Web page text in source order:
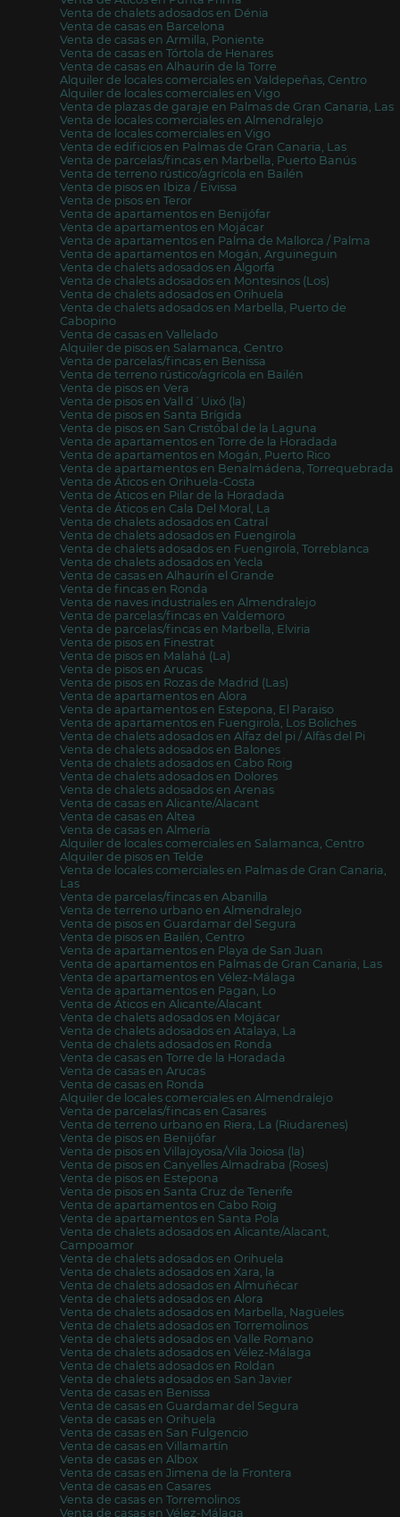
Venta de chalets adosados en Dénia
Venta de casas en Barcelona
Venta de casas en Armilla, Poniente
Venta de casas en Tórtola de Henares
Venta de casas en Alhaurín de la Torre
Alquiler de locales comerciales en Valdepeñas, Centro
Alquiler de locales comerciales en Vigo
Venta de plazas de garaje en Palmas de Gran Canaria, Las
Venta de locales comerciales en Almendralejo
Venta de locales comerciales en Vigo
Venta de edificios en Palmas de Gran Canaria, Las
Venta de parcelas/fincas en Marbella, Puerto Banús
Venta de terreno rústico/agrícola en Bailén
Venta de pisos en Ibiza / Eivissa
Venta de pisos en Teror
Venta de apartamentos en Benijófar
Venta de apartamentos en Mojácar
Venta de apartamentos en Palma de Mallorca / Palma
Venta de apartamentos en Mogán, Arguineguin
Venta de chalets adosados en Algorfa
Venta de chalets adosados en Montesinos (Los)
Venta de chalets adosados en Orihuela
Venta de chalets adosados en Marbella, Puerto de
Cabopino
Venta de casas en Vallelado
Alquiler de pisos en Salamanca, Centro
Venta de parcelas/fincas en Benissa
Venta de terreno rústico/agrícola en Bailén
Venta de pisos en Vera
Venta de pisos en Vall d´Uixó (la)
Venta de pisos en Santa Brígida
Venta de pisos en San Cristóbal de la Laguna
Venta de apartamentos en Torre de la Horadada
Venta de apartamentos en Mogán, Puerto Rico
Venta de apartamentos en Benalmádena, Torrequebrada
Venta de Áticos en Orihuela-Costa
Venta de Áticos en Pilar de la Horadada
Venta de Áticos en Cala Del Moral, La
Venta de chalets adosados en Catral
Venta de chalets adosados en Fuengirola
Venta de chalets adosados en Fuengirola, Torreblanca
Venta de chalets adosados en Yecla
Venta de casas en Alhaurín el Grande
Venta de fincas en Ronda
Venta de naves industriales en Almendralejo
Venta de parcelas/fincas en Valdemoro
Venta de parcelas/fincas en Marbella, Elviria
Venta de pisos en Finestrat
Venta de pisos en Malahá (La)
Venta de pisos en Arucas
Venta de pisos en Rozas de Madrid (Las)
Venta de apartamentos en Alora
Venta de apartamentos en Estepona, El Paraiso
Venta de apartamentos en Fuengirola, Los Boliches
Venta de chalets adosados en Alfaz del pi / Alfàs del Pi
Venta de chalets adosados en Balones
Venta de chalets adosados en Cabo Roig
Venta de chalets adosados en Dolores
Venta de chalets adosados en Arenas
Venta de casas en Alicante/Alacant
Venta de casas en Altea
Venta de casas en Almería
Alquiler de locales comerciales en Salamanca, Centro
Alquiler de pisos en Telde
Venta de locales comerciales en Palmas de Gran Canaria,
Las
Venta de parcelas/fincas en Abanilla
Venta de terreno urbano en Almendralejo
Venta de pisos en Guardamar del Segura
Venta de pisos en Bailén, Centro
Venta de apartamentos en Playa de San Juan
Venta de apartamentos en Palmas de Gran Canaria, Las
Venta de apartamentos en Vélez-Málaga
Venta de apartamentos en Pagan, Lo
Venta de Áticos en Alicante/Alacant
Venta de chalets adosados en Mojácar
Venta de chalets adosados en Atalaya, La
Venta de chalets adosados en Ronda
Venta de casas en Torre de la Horadada
Venta de casas en Arucas
Venta de casas en Ronda
Alquiler de locales comerciales en Almendralejo
Venta de parcelas/fincas en Casares
Venta de terreno urbano en Riera, La (Riudarenes)
Venta de pisos en Benijófar
Venta de pisos en Villajoyosa/Vila Joiosa (la)
Venta de pisos en Canyelles Almadraba (Roses)
Venta de pisos en Estepona
Venta de pisos en Santa Cruz de Tenerife
Venta de apartamentos en Cabo Roig
Venta de apartamentos en Santa Pola
Venta de chalets adosados en Alicante/Alacant,
Campoamor
Venta de chalets adosados en Orihuela
Venta de chalets adosados en Xara, la
Venta de chalets adosados en Almuñécar
Venta de chalets adosados en Alora
Venta de chalets adosados en Marbella, Nagüeles
Venta de chalets adosados en Torremolinos
Venta de chalets adosados en Valle Romano
Venta de chalets adosados en Vélez-Málaga
Venta de chalets adosados en Roldan
Venta de chalets adosados en San Javier
Venta de casas en Benissa
Venta de casas en Guardamar del Segura
Venta de casas en Orihuela
Venta de casas en San Fulgencio
Venta de casas en Villamartín
Venta de casas en Albox
Venta de casas en Jimena de la Frontera
Venta de casas en Casares
Venta de casas en Torremolinos
Venta de casas en Vélez-Málaga